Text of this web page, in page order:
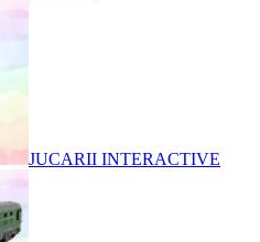
JUCARII INTERACTIVE